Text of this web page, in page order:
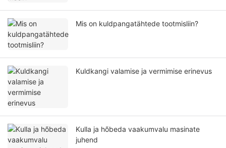
Mis on kuldpangatähtede tootmisliin?
Kuldkangi valamise ja vermimise erinevus
Kulla ja hõbeda vaakumvalu masinate
juhend